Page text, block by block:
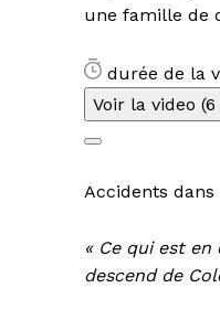
une famille de
durée de la
Voir la video
Accidents
« Ce qui est
descend de